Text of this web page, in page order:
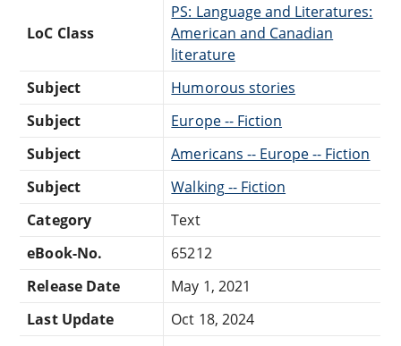
LoC Class
PS: Language and Literatures:
American and Canadian
literature
Subject
Humorous stories
Subject
Europe -- Fiction
Subject
Americans -- Europe -- Fiction
Subject
Walking -- Fiction
Category
Text
eBook-No.
65212
Release Date
May 1, 2021
Last Update
Oct 18, 2024